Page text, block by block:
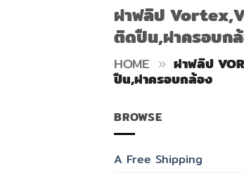
ฝาฟลิป
ติดปืน,ฝาครอบก
HOME » ฝาฟลิป
ปืน,ฝาครอบกล้อง
BROWSE
A Free Shipping